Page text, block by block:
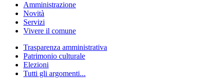
Amministrazione
Novità
Servizi
Vivere il comune
Trasparenza amministrativa
Patrimonio culturale
Elezioni
Tutti gli argomenti...